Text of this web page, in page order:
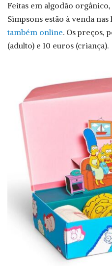
Feitas em algodão
Simpsons estão à venda
também online. Os preços,
(adulto) e 10 euros (criança).